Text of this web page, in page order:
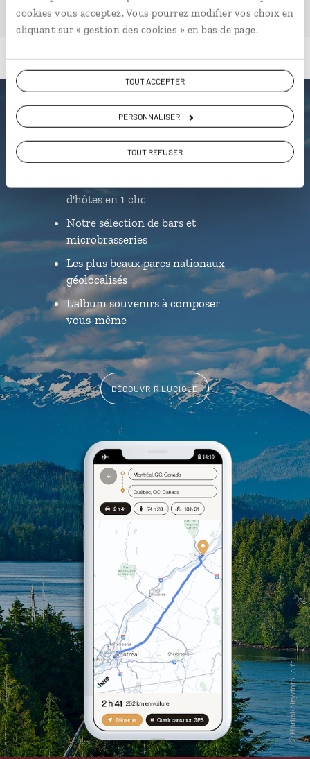
cookies vous acceptez. Vous pourrez modifier vos choix en
cliquant sur « gestion des cookies » en bas de page.
TOUT ACCEPTER
PERSONNALISER
TOUT REFUSER
Luciole,
l'appli qui vous guide au Canada
d'hôtes en 1 clic
Notre sélection de bars et
microbrasseries
Les plus beaux parcs nationaux
géolocalisés
L'album souvenirs à composer
vous-même
DÉCOUVRIR LUCIOLE